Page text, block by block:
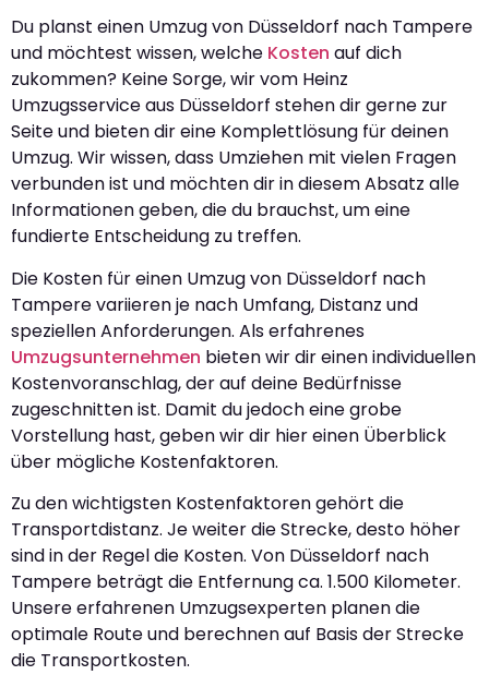
Du planst einen Umzug von Düsseldorf nach Tampere
und möchtest wissen, welche Kosten auf dich
zukommen? Keine Sorge, wir vom Heinz
Umzugsservice aus Düsseldorf stehen dir gerne zur
Seite und bieten dir eine Komplettlösung für deinen
Umzug. Wir wissen, dass Umziehen mit vielen Fragen
verbunden ist und möchten dir in diesem Absatz alle
Informationen geben, die du brauchst, um eine
fundierte Entscheidung zu treffen.
Die Kosten für einen Umzug von Düsseldorf nach
Tampere variieren je nach Umfang, Distanz und
speziellen Anforderungen. Als erfahrenes
Umzugsunternehmen bieten wir dir einen individuellen
Kostenvoranschlag, der auf deine Bedürfnisse
zugeschnitten ist. Damit du jedoch eine grobe
Vorstellung hast, geben wir dir hier einen Überblick
über mögliche Kostenfaktoren.
Zu den wichtigsten Kostenfaktoren gehört die
Transportdistanz. Je weiter die Strecke, desto höher
sind in der Regel die Kosten. Von Düsseldorf nach
Tampere beträgt die Entfernung ca. 1.500 Kilometer.
Unsere erfahrenen Umzugsexperten planen die
optimale Route und berechnen auf Basis der Strecke
die Transportkosten.